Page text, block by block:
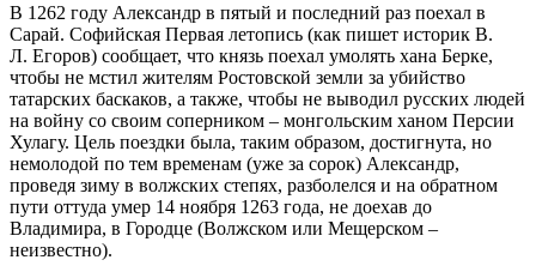
В 1262 году Александр в пятый и последний раз поехал в
Сарай. Софийская Первая летопись (как пишет историк В.
Л. Егоров) сообщает, что князь поехал умолять хана Берке,
чтобы не мстил жителям Ростовской земли за убийство
татарских баскаков, а также, чтобы не выводил русских людей
на войну со своим соперником – монгольским ханом Персии
Хулагу. Цель поездки была, таким образом, достигнута, но
немолодой по тем временам (уже за сорок) Александр,
проведя зиму в волжских степях, разболелся и на обратном
пути оттуда умер 14 ноября 1263 года, не доехав до
Владимира, в Городце (Волжском или Мещерском –
неизвестно).